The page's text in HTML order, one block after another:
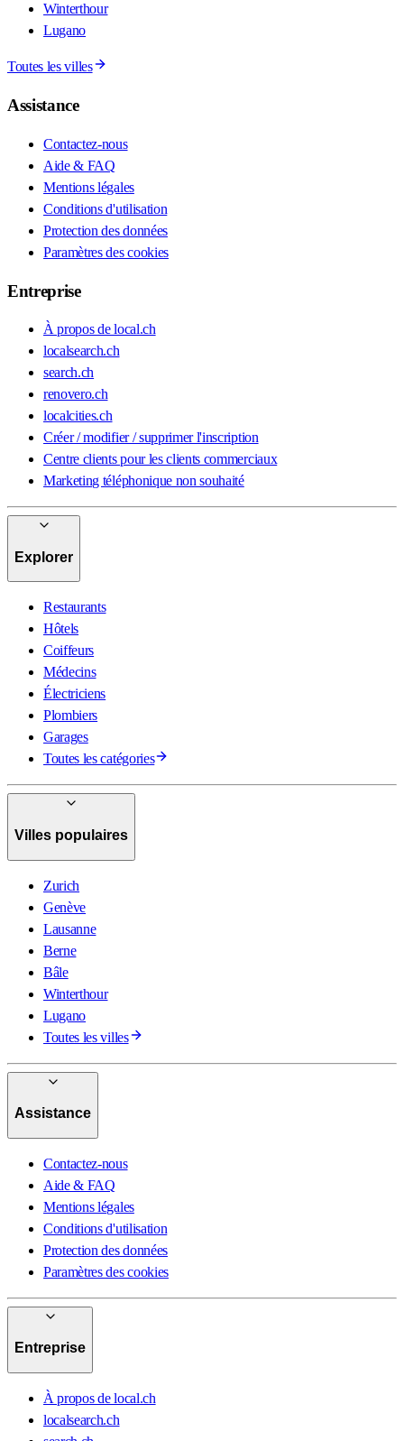
Winterthour
Lugano
Toutes les villes
Assistance
Contactez-nous
Aide & FAQ
Mentions légales
Conditions d'utilisation
Protection des données
Paramètres des cookies
Entreprise
À propos de local.ch
localsearch.ch
search.ch
renovero.ch
localcities.ch
Créer / modifier / supprimer l'inscription
Centre clients pour les clients commerciaux
Marketing téléphonique non souhaité
Explorer
Restaurants
Hôtels
Coiffeurs
Médecins
Électriciens
Plombiers
Garages
Toutes les catégories
Villes populaires
Zurich
Genève
Lausanne
Berne
Bâle
Winterthour
Lugano
Toutes les villes
Assistance
Contactez-nous
Aide & FAQ
Mentions légales
Conditions d'utilisation
Protection des données
Paramètres des cookies
Entreprise
À propos de local.ch
localsearch.ch